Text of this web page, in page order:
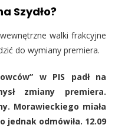
Szydło?
walki frakcyjne
do wymiany premiera.
w PIS padł na
zmiany premiera.
Morawieckiego miała
jednak odmówiła. 12.09